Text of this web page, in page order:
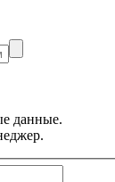
данные.